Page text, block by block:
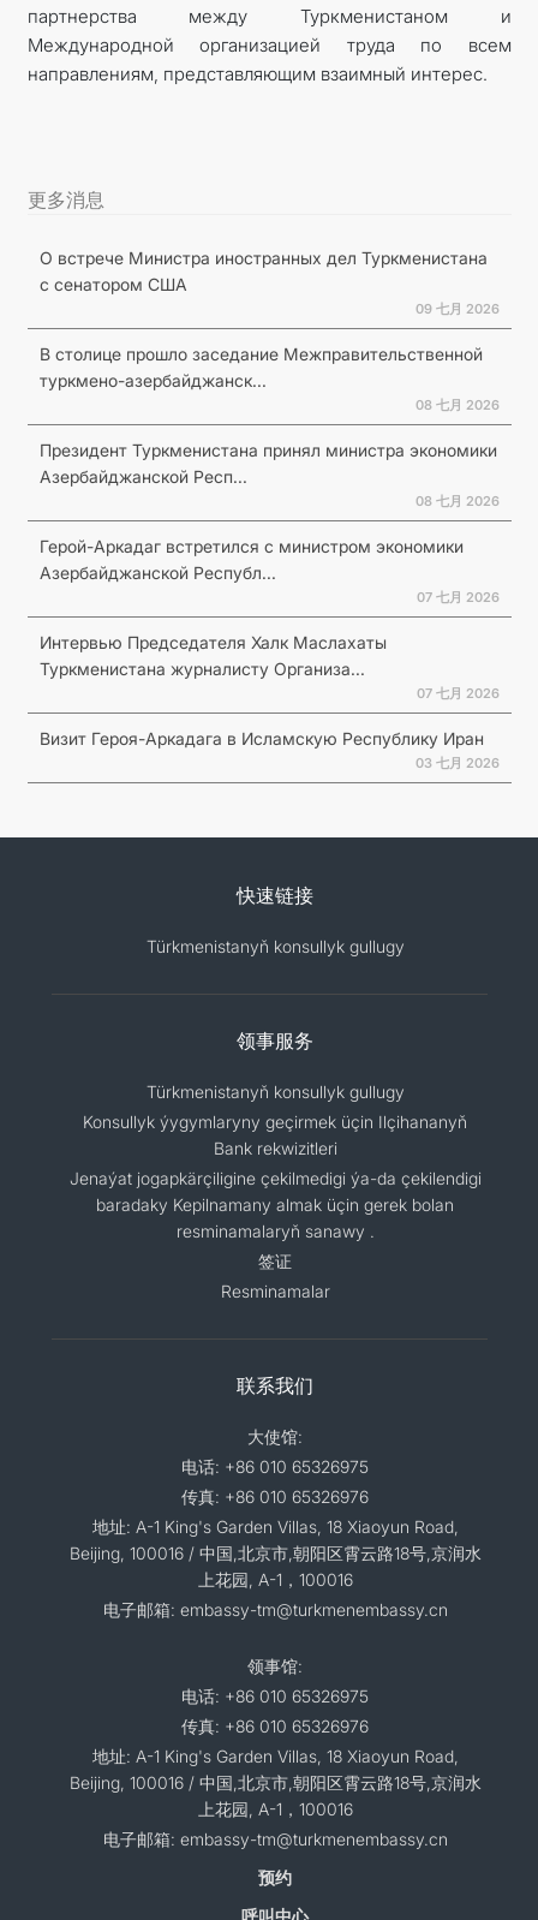
партнерства между Туркменистаном и
Международной организацией труда по всем
направлениям, представляющим взаимный интерес.
更多消息
О встрече Министра иностранных дел Туркменистана
с сенатором США
09 七月 2026
В столице прошло заседание Межправительственной
туркмено-азербайджанск...
08 七月 2026
Президент Туркменистана принял министра экономики
Азербайджанской Респ...
08 七月 2026
Герой-Аркадаг встретился с министром экономики
Азербайджанской Республ...
07 七月 2026
Интервью Председателя Халк Маслахаты
Туркменистана журналисту Организа...
07 七月 2026
Визит Героя-Аркадага в Исламскую Республику Иран
03 七月 2026
快速链接
Türkmenistanyň konsullyk gullugy
领事服务
Türkmenistanyň konsullyk gullugy
Konsullyk ýygymlaryny geçirmek üçin Ilçihananyň
Bank rekwizitleri
Jenaýat jogapkärçiligine çekilmedigi ýa-da çekilendigi
baradaky Kepilnamany almak üçin gerek bolan
resminamalaryň sanawy .
签证
Resminamalar
联系我们
大使馆:
电话: +86 010 65326975
传真: +86 010 65326976
地址: A-1 King's Garden Villas, 18 Xiaoyun Road,
Beijing, 100016 / 中国,北京市,朝阳区霄云路18号,京润水
上花园, A-1，100016
电子邮箱: embassy-tm@turkmenembassy.cn
领事馆:
电话: +86 010 65326975
传真: +86 010 65326976
地址: A-1 King's Garden Villas, 18 Xiaoyun Road,
Beijing, 100016 / 中国,北京市,朝阳区霄云路18号,京润水
上花园, A-1，100016
电子邮箱: embassy-tm@turkmenembassy.cn
预约
呼叫中心